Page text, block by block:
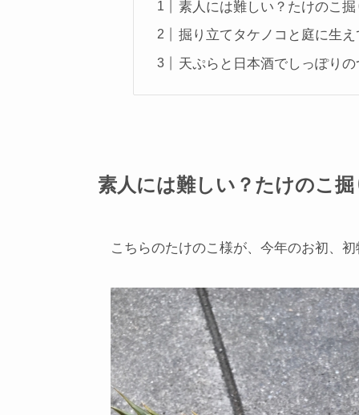
素人には難しい？たけのこ掘
掘り立てタケノコと庭に生
天ぷらと日本酒でしっぽり
素人には難しい？たけのこ掘
こちらのたけのこ様が、今年のお初、